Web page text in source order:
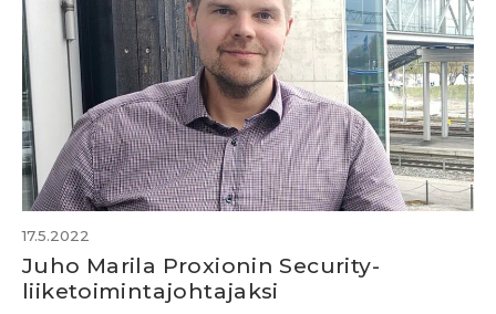
17.5.2022
Juho Marila Proxionin Security-
liiketoimintajohtajaksi